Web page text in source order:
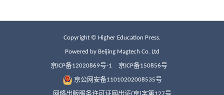
Copyright © Higher Education Press.
Powered by Beijing Magtech Co. Ltd
京ICP备12020869号-1 京ICP备150856号
京公网安备11010202008535号